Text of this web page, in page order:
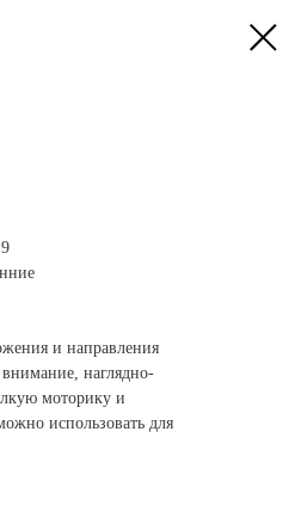
и направления
наглядно-
моторику и
использовать для